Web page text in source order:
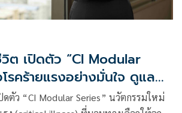
ต เปิดตัว “CI Modular
ด แค่ตรวจเจอ
ตัว “CI Modular Series” นวัตกรรมใหม่